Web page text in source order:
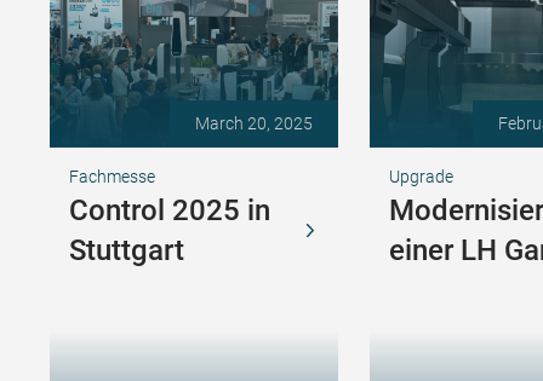
March 20, 2025
Fachmesse
Control 2025 in
Stuttgart
Upgrade
einer LH